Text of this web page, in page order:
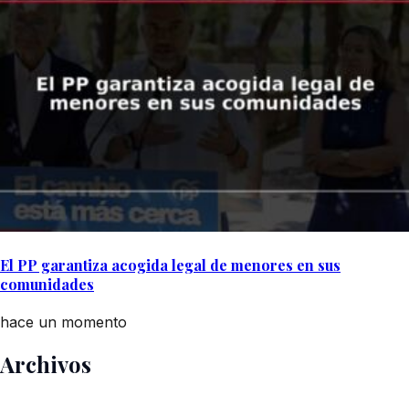
El PP garantiza acogida legal de menores en sus
comunidades
hace un momento
Archivos